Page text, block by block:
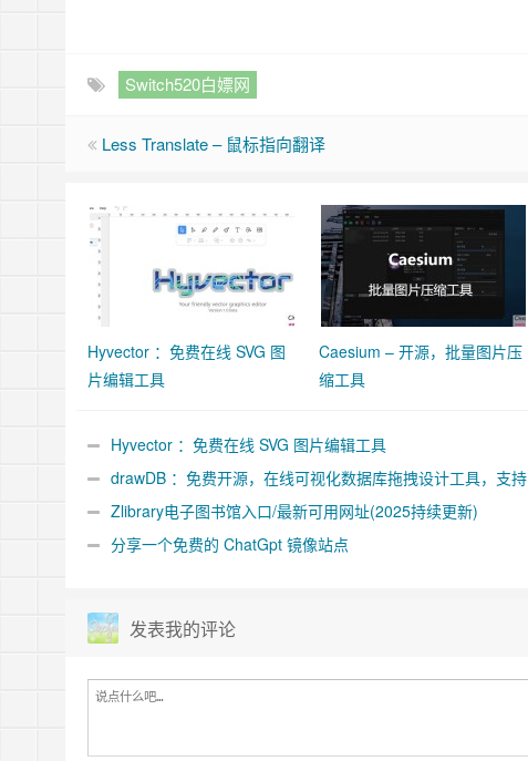
Switch520白嫖网
Less Translate – 鼠标指向翻译
Hyvector ：免费在线 SVG 图
片编辑工具
Caesium – 开源，批量图片压
缩工具
Hyvector ：免费在线 SVG 图片编辑工具
drawDB ：免费开源，在线可视化数据库拖拽设计工具，支持
MySQL/PostgreSQL/SQLite
Zlibrary电子图书馆入口/最新可用网址(2025持续更新)
分享一个免费的 ChatGpt 镜像站点
发表我的评论